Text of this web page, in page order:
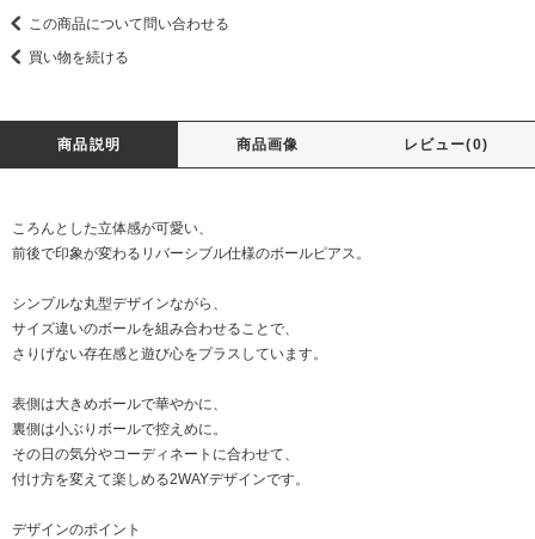
この商品について問い合わせる
買い物を続ける
商品説明 商品画像 レビュー(0)
ころんとした立体感が可愛い、
前後で印象が変わるリバーシブル仕様のボールピアス。
シンプルな丸型デザインながら、
サイズ違いのボールを組み合わせることで、
さりげない存在感と遊び心をプラスしています。
表側は大きめボールで華やかに、
裏側は小ぶりボールで控えめに。
その日の気分やコーディネートに合わせて、
付け方を変えて楽しめる2WAYデザインです。
デザインのポイント